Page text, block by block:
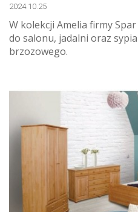
2024.10.25
W kolekcji Amelia firmy
do salonu, jadalni oraz
brzozowego.